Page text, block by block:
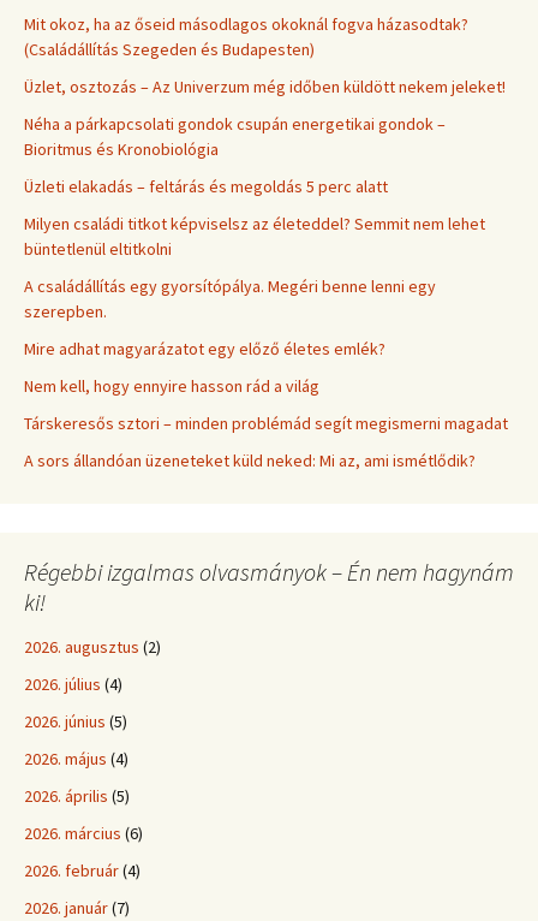
Mit okoz, ha az őseid másodlagos okoknál fogva házasodtak?
(Családállítás Szegeden és Budapesten)
Üzlet, osztozás – Az Univerzum még időben küldött nekem jeleket!
Néha a párkapcsolati gondok csupán energetikai gondok –
Bioritmus és Kronobiológia
Üzleti elakadás – feltárás és megoldás 5 perc alatt
Milyen családi titkot képviselsz az életeddel? Semmit nem lehet
büntetlenül eltitkolni
A családállítás egy gyorsítópálya. Megéri benne lenni egy
szerepben.
Mire adhat magyarázatot egy előző életes emlék?
Nem kell, hogy ennyire hasson rád a világ
Társkeresős sztori – minden problémád segít megismerni magadat
A sors állandóan üzeneteket küld neked: Mi az, ami ismétlődik?
Régebbi izgalmas olvasmányok – Én nem hagynám
ki!
2026. augusztus (2)
2026. július (4)
2026. június (5)
2026. május (4)
2026. április (5)
2026. március (6)
2026. február(4)
2026. január(7)